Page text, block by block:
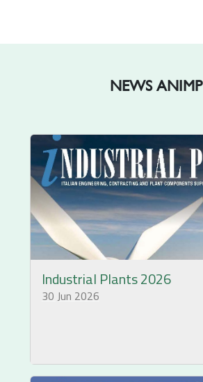
NEWS ANIMP
Industrial Plants 2026
30 Jun 2026